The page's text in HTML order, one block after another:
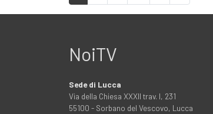
NoiTV
Sede di Lucca
Via della Chiesa XXXII trav. I, 231
55100 - Sorbano del Vescovo, Lucca